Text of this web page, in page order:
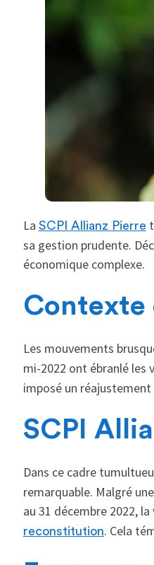
La SCPI Allianz Pierre
sa gestion prudente.
économique complexe.
Contexte
Les mouvements
mi-2022 ont ébranlé les
imposé un
SCPI
Dans ce cadre
remarquable. Malgré
au 31 décembre 2022,
reconstitution. Cela